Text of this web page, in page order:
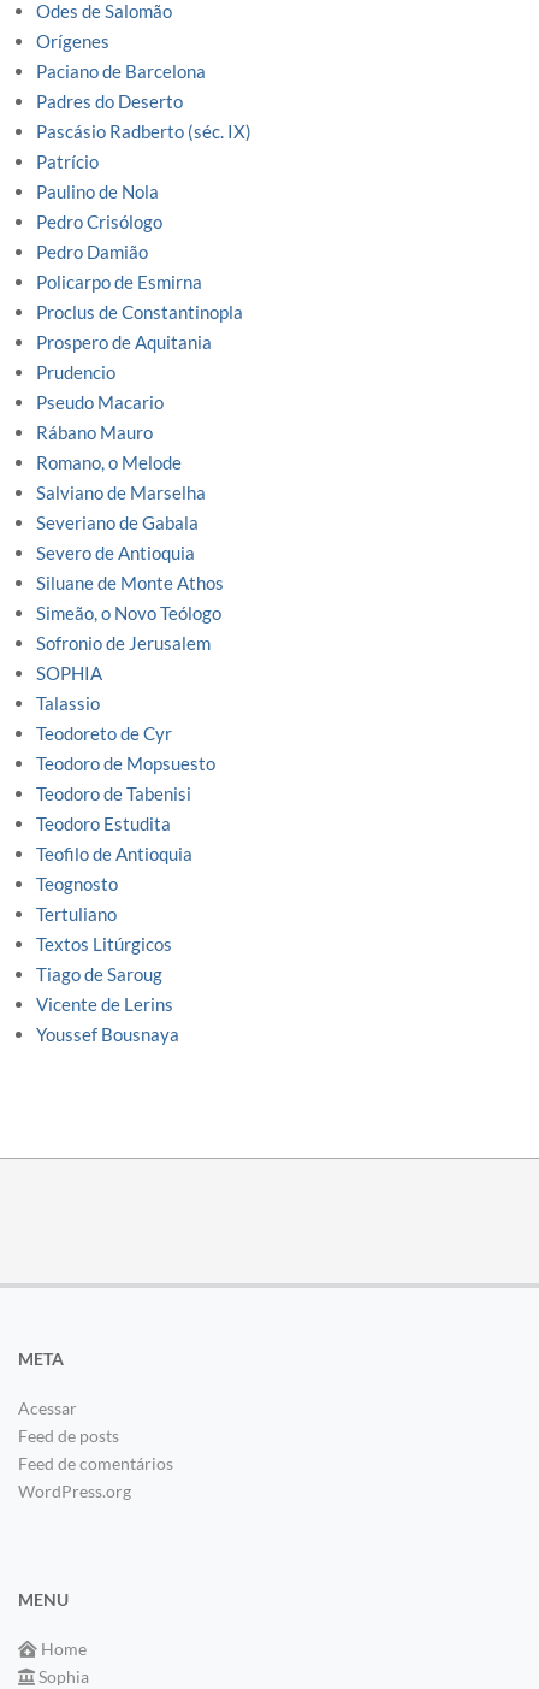
Odes de Salomão
Orígenes
Paciano de Barcelona
Padres do Deserto
Pascásio Radberto (séc. IX)
Patrício
Paulino de Nola
Pedro Crisólogo
Pedro Damião
Policarpo de Esmirna
Proclus de Constantinopla
Prospero de Aquitania
Prudencio
Pseudo Macario
Rábano Mauro
Romano, o Melode
Salviano de Marselha
Severiano de Gabala
Severo de Antioquia
Siluane de Monte Athos
Simeão, o Novo Teólogo
Sofronio de Jerusalem
SOPHIA
Talassio
Teodoreto de Cyr
Teodoro de Mopsuesto
Teodoro de Tabenisi
Teodoro Estudita
Teofilo de Antioquia
Teognosto
Tertuliano
Textos Litúrgicos
Tiago de Saroug
Vicente de Lerins
Youssef Bousnaya
META
Acessar
Feed de posts
Feed de comentários
WordPress.org
MENU
Home
Sophia